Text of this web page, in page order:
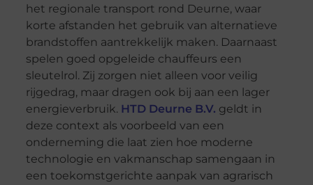
het regionale transport rond Deurne, waar
korte afstanden het gebruik van alternatieve
brandstoffen aantrekkelijk maken. Daarnaast
spelen goed opgeleide chauffeurs een
sleutelrol. Zij zorgen niet alleen voor veilig
rijgedrag, maar dragen ook bij aan een lager
energieverbruik. HTD Deurne B.V. geldt in
deze context als voorbeeld van een
onderneming die laat zien hoe moderne
technologie en vakmanschap samengaan in
een toekomstgerichte aanpak van agrarisch